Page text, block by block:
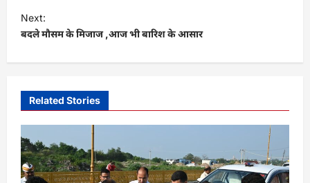
s
t
v
g
a
Next:
बदले मौसम के मिजाज ,आज भी बारिश के आसार
Related Stories